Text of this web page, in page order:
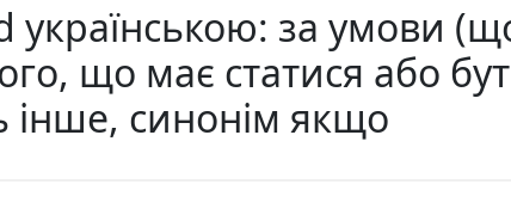
українською: за умови
що має статися або
синонім якщо